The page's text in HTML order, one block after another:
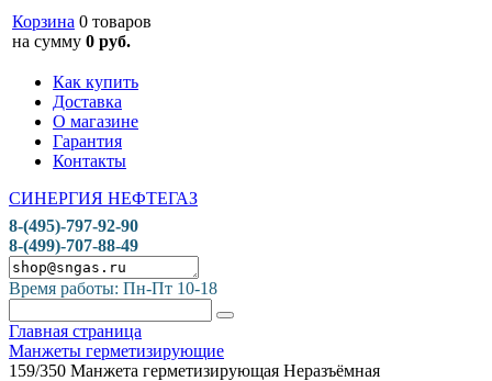
Корзина 0 товаров
на сумму 0 руб.
Как купить
Доставка
О магазине
Гарантия
Контакты
СИНЕРГИЯ НЕФТЕГАЗ
8-(495)-797-92-90
8-(499)-707-88-49
Время работы: Пн-Пт 10-18
Главная страница
Манжеты герметизирующие
159/350 Манжета герметизирующая Неразъёмная